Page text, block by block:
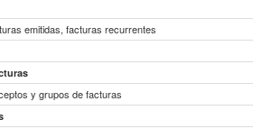
emitidas, facturas recurrentes
y grupos de facturas